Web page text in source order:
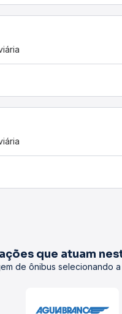
que atuam
de ônibus selecionando